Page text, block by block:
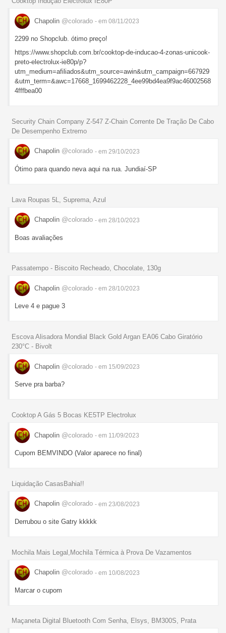
Chapolin @colorado - em 08/11/2023
2299 no Shopclub. ótimo preço!
https://www.shopclub.com.br/cooktop-de-inducao-4-zonas-unicook-
preto-electrolux-ie80p/p?
utm_medium=afiliados&utm_source=awin&utm_campaign=667929
&utm_term=&awc=17668_1699462228_4ee99bd4ea9f9ac46002568
4fffbea00
Security Chain Company Z-547 Z-Chain Corrente De Tração De Cabo
De Desempenho Extremo
Chapolin @colorado - em 29/10/2023
Ótimo para quando neva aqui na rua. Jundiaí-SP
Lava Roupas 5L, Suprema, Azul
Chapolin @colorado - em 28/10/2023
Boas avaliações
Passatempo - Biscoito Recheado, Chocolate, 130g
Chapolin @colorado - em 28/10/2023
Leve 4 e pague 3
Escova Alisadora Mondial Black Gold Argan EA06 Cabo Giratório
230°C - Bivolt
Chapolin @colorado - em 15/09/2023
Serve pra barba?
Cooktop A Gás 5 Bocas KE5TP Electrolux
Chapolin @colorado - em 11/09/2023
Cupom BEMVINDO (Valor aparece no final)
Liquidação CasasBahia!!
Chapolin @colorado - em 23/08/2023
Derrubou o site Gatry kkkkk
Mochila Mais Legal,Mochila Térmica à Prova De Vazamentos
Chapolin @colorado - em 10/08/2023
Marcar o cupom
Maçaneta Digital Bluetooth Com Senha, Elsys, BM300S, Prata